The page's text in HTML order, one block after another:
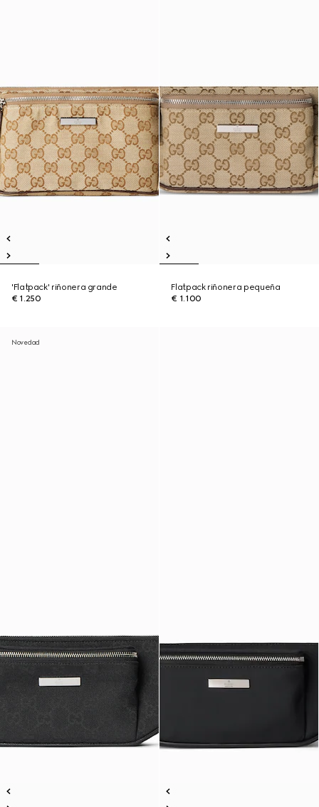
'Flatpack' riñonera grande
€ 1.250
Flatpack riñonera pequeña
€ 1.100
Novedad